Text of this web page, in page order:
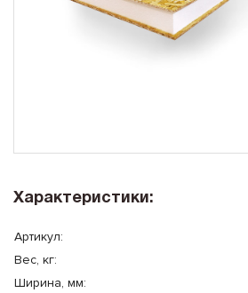
Характеристики:
Артикул:
Вес, кг:
Ширина, мм: